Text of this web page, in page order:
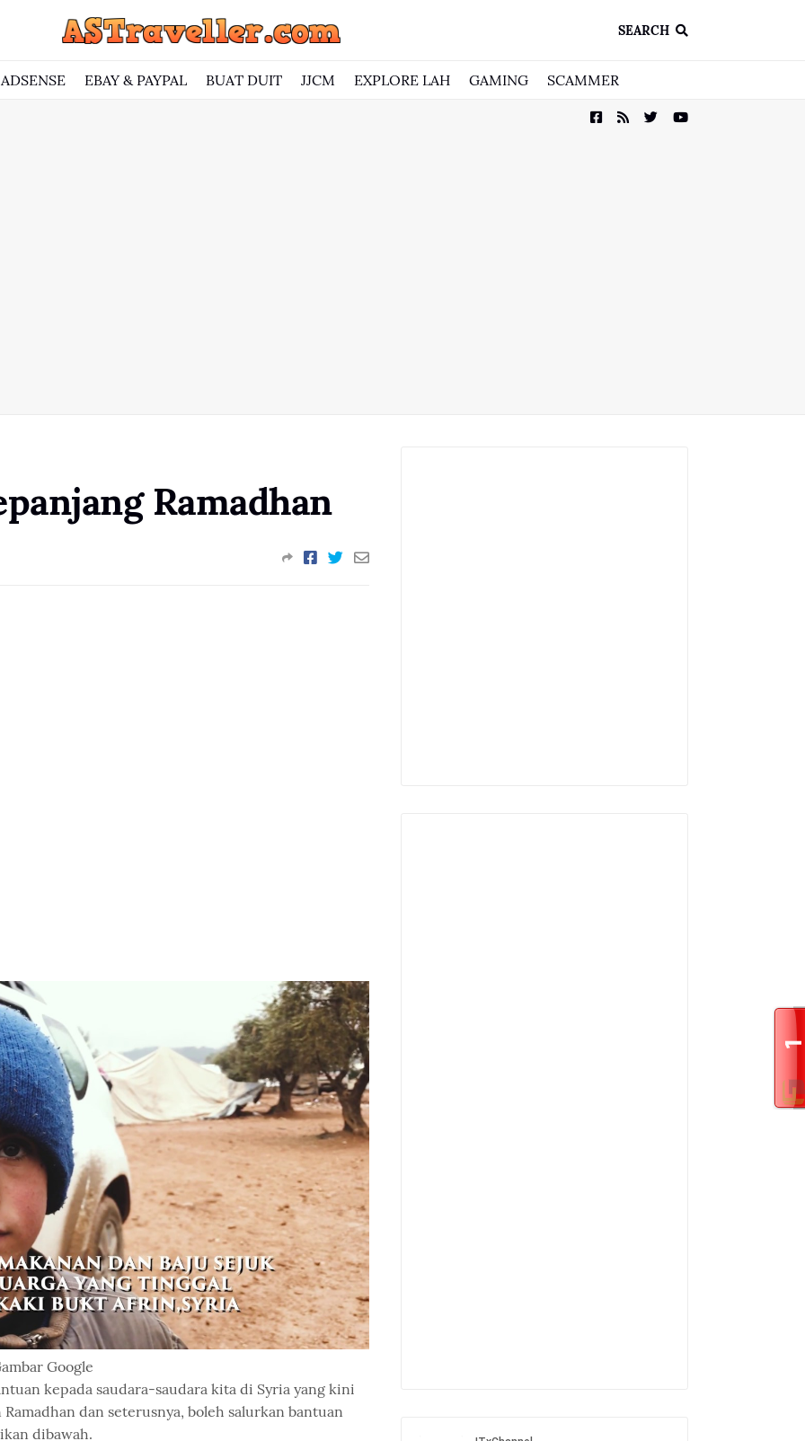
SEARCH
EBAY & PAYPAL BUAT DUIT JJCM EXPLORE LAH GAMING SCAMMER
Ramadhan
Google
kepada saudara-saudara kita di Syria yang kini
dan seterusnya, boleh salurkan bantuan
dibawah.